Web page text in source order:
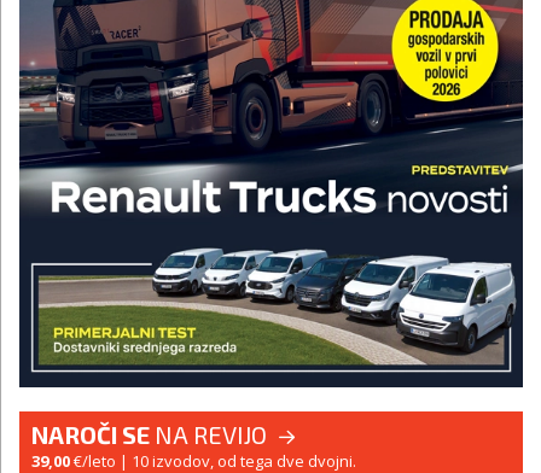
NAROČI SE NA REVIJO
39,00€/leto | 10 izvodov, od tega dve dvojni.